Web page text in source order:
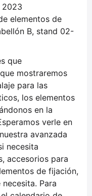
2023
elementos de
B, stand 02-
que
mostraremos
para las
los elementos
en la
verle en
avanzada
necesita
accesorios para
de fijación,
Para